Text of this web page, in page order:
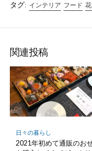
タグ: インテリア フード
関連投稿
日々の暮らし
2021年初めて通販のお